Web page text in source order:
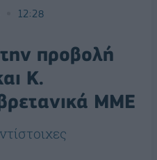
12:28
προβολή
Κ.
ΜΜΕ